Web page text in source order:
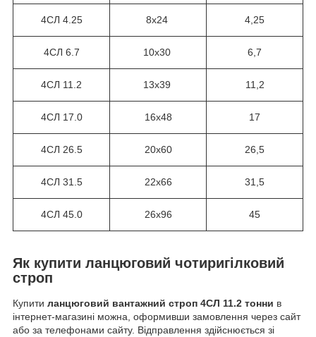
4СЛ 4.25 8х24 4,25
4СЛ 6.7 10х30 6,7
4СЛ 11.2 13х39 11,2
4СЛ 17.0 16х48 17
4СЛ 26.5 20х60 26,5
4СЛ 31.5 22х66 31,5
4СЛ 45.0 26х96 45
Як купити ланцюговий чотиригілковий
строп
Купити ланцюговий вантажний строп 4СЛ 11.2 тонни в
інтернет-магазині можна, оформивши замовлення через сайт
або за телефонами сайту. Відправлення здійснюється зі